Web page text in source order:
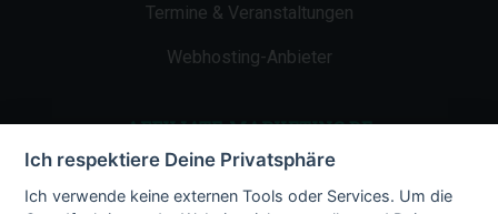
Termine & Veranstaltungen
Webhosting-Anbieter
AFFILIATE-MARKETING.DE
Impressum
Ich respektiere Deine Privatsphäre
Ich verwende keine externen Tools oder Services. Um die